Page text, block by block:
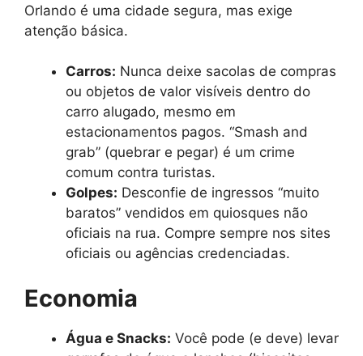
Orlando é uma cidade segura, mas exige
atenção básica.
Carros: Nunca deixe sacolas de compras
ou objetos de valor visíveis dentro do
carro alugado, mesmo em
estacionamentos pagos. “Smash and
grab” (quebrar e pegar) é um crime
comum contra turistas.
Golpes: Desconfie de ingressos “muito
baratos” vendidos em quiosques não
oficiais na rua. Compre sempre nos sites
oficiais ou agências credenciadas.
Economia
Água e Snacks: Você pode (e deve) levar